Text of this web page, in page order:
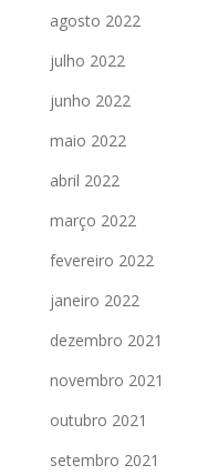
agosto 2022
julho 2022
junho 2022
maio 2022
abril 2022
março 2022
fevereiro 2022
janeiro 2022
dezembro 2021
novembro 2021
outubro 2021
setembro 2021